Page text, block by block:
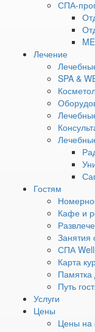
СПА-
Лечение
SPA &
Гостям
Кафе и
Занятия
СПА
Карта
Памятка
Путь
Услуги
Цены
Цены на
месяцев.
Комплекс
возможности
факторами,
для усиления
лазером
молодость без
Омоложение
потеря
пигментные
шрамы,
неровный
тусклый
рук.
Несмотря на
тела имеет